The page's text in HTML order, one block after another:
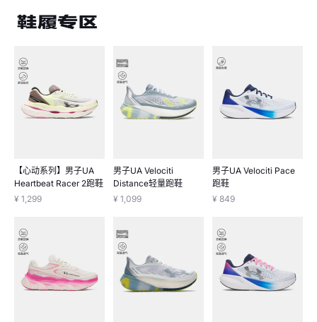
【心动系列】男子UA
Heartbeat Racer 2跑鞋
¥ 1,299
男子UA Velociti
Distance轻量跑鞋
¥ 1,099
男子UA Velociti Pace
跑鞋
¥ 849